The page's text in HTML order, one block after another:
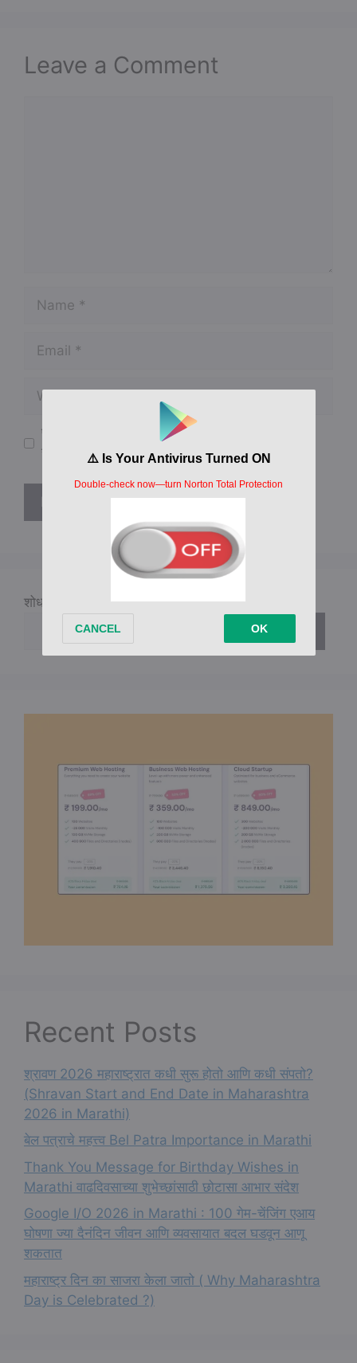
Leave a Comment
Website
पुढील वेळेच्या माझ्या टिप्पणी साठी माझे नाव, ईमेल आणि
संकेतस्थळ ह्या ब्राउझरमध्ये जतन करा.
शोधा
Recent Posts
श्रावण 2026 महाराष्ट्रात कधी सुरू होतो आणि कधी संपतो?
(Shravan Start and End Date in Maharashtra
2026 in Marathi)
बेल पत्राचे महत्त्व Bel Patra Importance in Marathi
Thank You Message for Birthday Wishes in
Marathi वाढदिवसाच्या शुभेच्छांसाठी छोटासा आभार संदेश
Google I/O 2026 in Marathi : 100 गेम-चेंजिंग एआय
घोषणा ज्या दैनंदिन जीवन आणि व्यवसायात बदल घडवून आणू
शकतात
महाराष्ट्र दिन का साजरा केला जातो ( Why Maharashtra
Day is Celebrated ?)